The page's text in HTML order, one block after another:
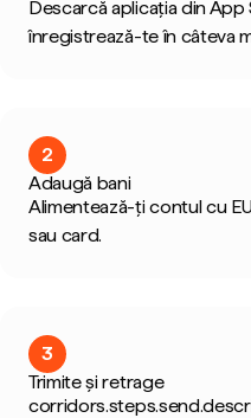
Descarcă aplicația din
înregistrează-te în câteva
2
Adaugă bani
Alimentează-ți contul cu
sau card.
3
Trimite și retrage